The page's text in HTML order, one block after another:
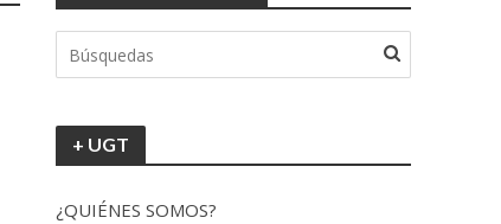
+ UGT
¿QUIÉNES SOMOS?